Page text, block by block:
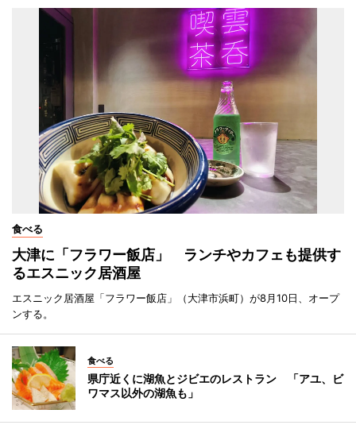
食べる
大津に「フラワー飯店」 ランチやカフェも提供す
るエスニック居酒屋
エスニック居酒屋「フラワー飯店」（大津市浜町）が8月10日、オープ
ンする。
食べる
県庁近くに湖魚とジビエのレストラン 「アユ、ビ
ワマス以外の湖魚も」